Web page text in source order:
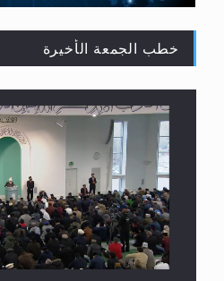
لا ناسخ ولا منسوخ في القرآن
خطب الجمعة الأخيرة
خطبة الجمعة التي ألقاها